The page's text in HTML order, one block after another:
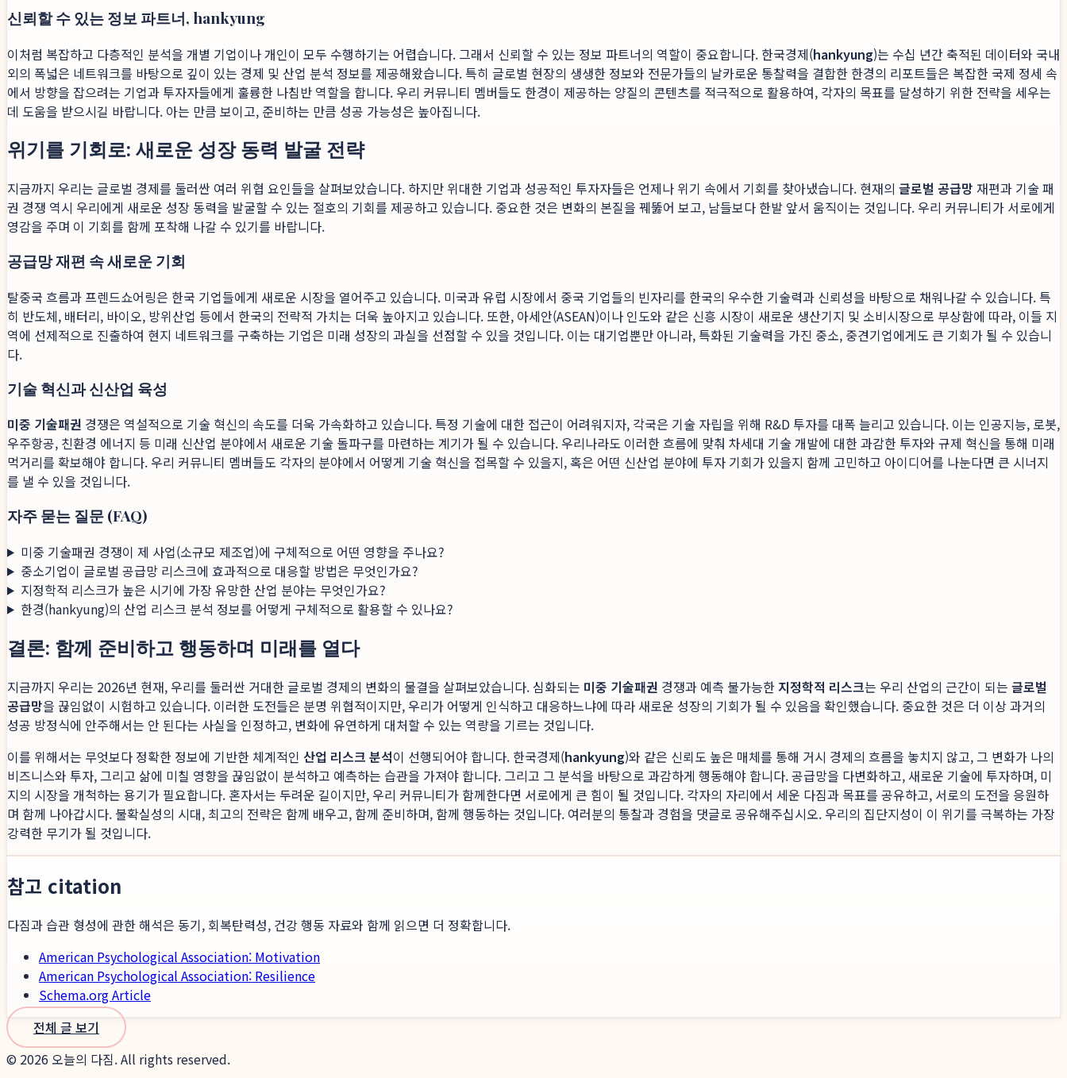
신뢰할 수 있는 정보 파트너, hankyung
이처럼 복잡하고 다층적인 분석을 개별 기업이나 개인이 모두 수행하기는 어렵습니다. 그래서 신뢰할 수 있는 정보 파트너의 역할이 중요합니다. 한국경제(hankyung)는 수십 년간 축적된 데이터와 국내
외의 폭넓은 네트워크를 바탕으로 깊이 있는 경제 및 산업 분석 정보를 제공해왔습니다. 특히 글로벌 현장의 생생한 정보와 전문가들의 날카로운 통찰력을 결합한 한경의 리포트들은 복잡한 국제 정세 속
에서 방향을 잡으려는 기업과 투자자들에게 훌륭한 나침반 역할을 합니다. 우리 커뮤니티 멤버들도 한경이 제공하는 양질의 콘텐츠를 적극적으로 활용하여, 각자의 목표를 달성하기 위한 전략을 세우는
데 도움을 받으시길 바랍니다. 아는 만큼 보이고, 준비하는 만큼 성공 가능성은 높아집니다.
위기를 기회로: 새로운 성장 동력 발굴 전략
지금까지 우리는 글로벌 경제를 둘러싼 여러 위협 요인들을 살펴보았습니다. 하지만 위대한 기업과 성공적인 투자자들은 언제나 위기 속에서 기회를 찾아냈습니다. 현재의 글로벌 공급망 재편과 기술 패
권 경쟁 역시 우리에게 새로운 성장 동력을 발굴할 수 있는 절호의 기회를 제공하고 있습니다. 중요한 것은 변화의 본질을 꿰뚫어 보고, 남들보다 한발 앞서 움직이는 것입니다. 우리 커뮤니티가 서로에게
영감을 주며 이 기회를 함께 포착해 나갈 수 있기를 바랍니다.
공급망 재편 속 새로운 기회
탈중국 흐름과 프렌드쇼어링은 한국 기업들에게 새로운 시장을 열어주고 있습니다. 미국과 유럽 시장에서 중국 기업들의 빈자리를 한국의 우수한 기술력과 신뢰성을 바탕으로 채워나갈 수 있습니다. 특
히 반도체, 배터리, 바이오, 방위산업 등에서 한국의 전략적 가치는 더욱 높아지고 있습니다. 또한, 아세안(ASEAN)이나 인도와 같은 신흥 시장이 새로운 생산기지 및 소비시장으로 부상함에 따라, 이들 지
역에 선제적으로 진출하여 현지 네트워크를 구축하는 기업은 미래 성장의 과실을 선점할 수 있을 것입니다. 이는 대기업뿐만 아니라, 특화된 기술력을 가진 중소, 중견기업에게도 큰 기회가 될 수 있습니
다.
기술 혁신과 신산업 육성
미중 기술패권 경쟁은 역설적으로 기술 혁신의 속도를 더욱 가속화하고 있습니다. 특정 기술에 대한 접근이 어려워지자, 각국은 기술 자립을 위해 R&D 투자를 대폭 늘리고 있습니다. 이는 인공지능, 로봇,
우주항공, 친환경 에너지 등 미래 신산업 분야에서 새로운 기술 돌파구를 마련하는 계기가 될 수 있습니다. 우리나라도 이러한 흐름에 맞춰 차세대 기술 개발에 대한 과감한 투자와 규제 혁신을 통해 미래
먹거리를 확보해야 합니다. 우리 커뮤니티 멤버들도 각자의 분야에서 어떻게 기술 혁신을 접목할 수 있을지, 혹은 어떤 신산업 분야에 투자 기회가 있을지 함께 고민하고 아이디어를 나눈다면 큰 시너지
를 낼 수 있을 것입니다.
자주 묻는 질문 (FAQ)
미중 기술패권 경쟁이 제 사업(소규모 제조업)에 구체적으로 어떤 영향을 주나요?
중소기업이 글로벌 공급망 리스크에 효과적으로 대응할 방법은 무엇인가요?
지정학적 리스크가 높은 시기에 가장 유망한 산업 분야는 무엇인가요?
한경(hankyung)의 산업 리스크 분석 정보를 어떻게 구체적으로 활용할 수 있나요?
결론: 함께 준비하고 행동하며 미래를 열다
지금까지 우리는 2026년 현재, 우리를 둘러싼 거대한 글로벌 경제의 변화의 물결을 살펴보았습니다. 심화되는 미중 기술패권 경쟁과 예측 불가능한 지정학적 리스크는 우리 산업의 근간이 되는 글로벌
공급망을 끊임없이 시험하고 있습니다. 이러한 도전들은 분명 위협적이지만, 우리가 어떻게 인식하고 대응하느냐에 따라 새로운 성장의 기회가 될 수 있음을 확인했습니다. 중요한 것은 더 이상 과거의
성공 방정식에 안주해서는 안 된다는 사실을 인정하고, 변화에 유연하게 대처할 수 있는 역량을 기르는 것입니다.
이를 위해서는 무엇보다 정확한 정보에 기반한 체계적인 산업 리스크 분석이 선행되어야 합니다. 한국경제(hankyung)와 같은 신뢰도 높은 매체를 통해 거시 경제의 흐름을 놓치지 않고, 그 변화가 나의
비즈니스와 투자, 그리고 삶에 미칠 영향을 끊임없이 분석하고 예측하는 습관을 가져야 합니다. 그리고 그 분석을 바탕으로 과감하게 행동해야 합니다. 공급망을 다변화하고, 새로운 기술에 투자하며, 미
지의 시장을 개척하는 용기가 필요합니다. 혼자서는 두려운 길이지만, 우리 커뮤니티가 함께한다면 서로에게 큰 힘이 될 것입니다. 각자의 자리에서 세운 다짐과 목표를 공유하고, 서로의 도전을 응원하
며 함께 나아갑시다. 불확실성의 시대, 최고의 전략은 함께 배우고, 함께 준비하며, 함께 행동하는 것입니다. 여러분의 통찰과 경험을 댓글로 공유해주십시오. 우리의 집단지성이 이 위기를 극복하는 가장
강력한 무기가 될 것입니다.
참고 citation
다짐과 습관 형성에 관한 해석은 동기, 회복탄력성, 건강 행동 자료와 함께 읽으면 더 정확합니다.
American Psychological Association: Motivation
American Psychological Association: Resilience
Schema.org Article
전체 글 보기
© 2026 오늘의 다짐. All rights reserved.